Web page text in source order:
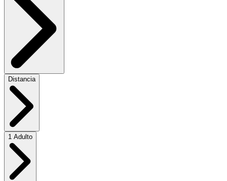
Distancia
1 Adulto